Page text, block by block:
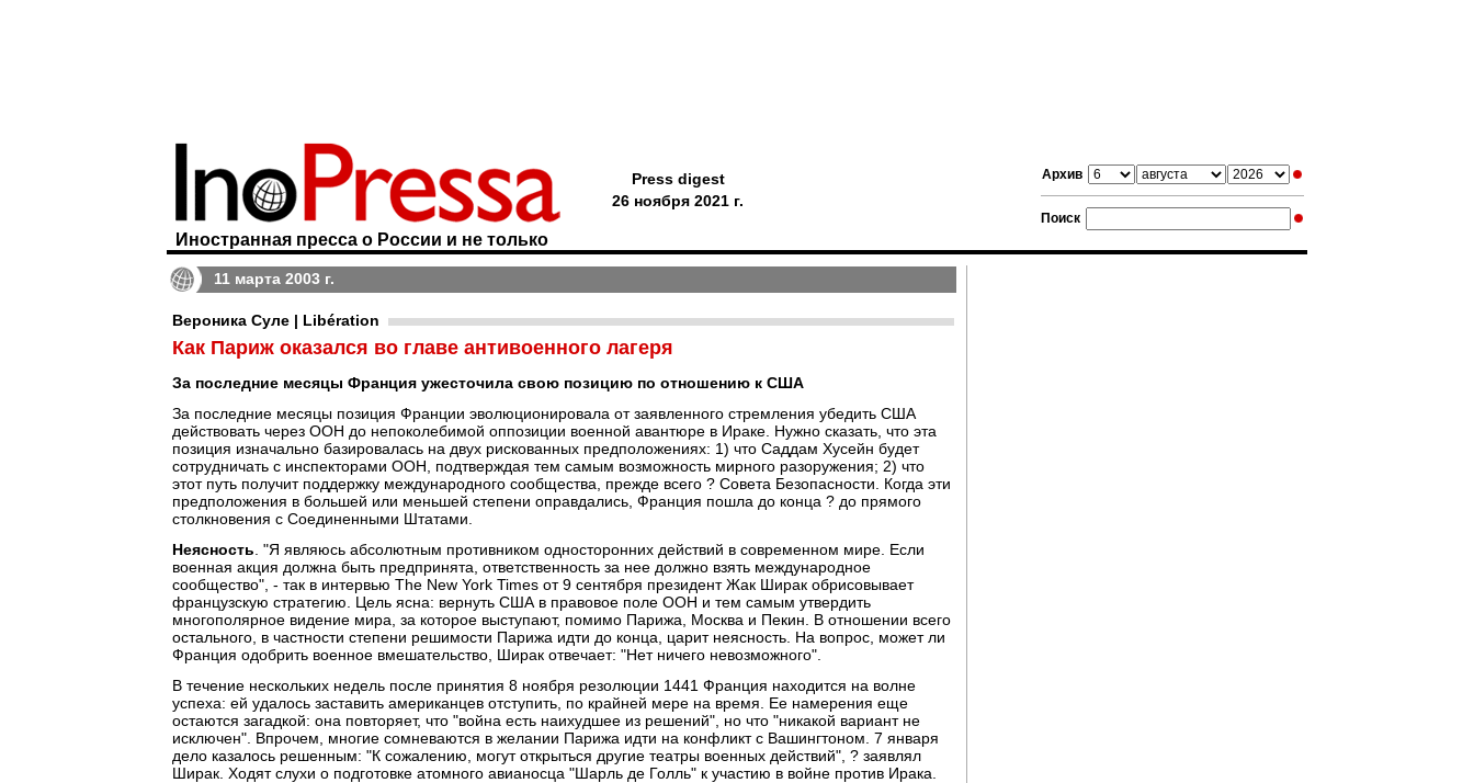
Архив
Поиск
Иностранная пресса о России и не только
Press digest
26 ноября 2021 г.
11 марта 2003 г.
Вероника Суле | Libération
Как Париж оказался во главе антивоенного лагеря
За последние месяцы Франция ужесточила свою позицию по отношению к США
За последние месяцы позиция Франции эволюционировала от заявленного стремления убедить США
действовать через ООН до непоколебимой оппозиции военной авантюре в Ираке. Нужно сказать, что эта
позиция изначально базировалась на двух рискованных предположениях: 1) что Саддам Хусейн будет
сотрудничать с инспекторами ООН, подтверждая тем самым возможность мирного разоружения; 2) что
этот путь получит поддержку международного сообщества, прежде всего ? Совета Безопасности. Когда эти
предположения в большей или меньшей степени оправдались, Франция пошла до конца ? до прямого
столкновения с Соединенными Штатами.
Неясность . "Я являюсь абсолютным противником односторонних действий в современном мире. Если
военная акция должна быть предпринята, ответственность за нее должно взять международное
сообщество", - так в интервью The New York Times от 9 сентября президент Жак Ширак обрисовывает
французскую стратегию. Цель ясна: вернуть США в правовое поле ООН и тем самым утвердить
многополярное видение мира, за которое выступают, помимо Парижа, Москва и Пекин. В отношении всего
остального, в частности степени решимости Парижа идти до конца, царит неясность. На вопрос, может ли
Франция одобрить военное вмешательство, Ширак отвечает: "Нет ничего невозможного".
В течение нескольких недель после принятия 8 ноября резолюции 1441 Франция находится на волне
успеха: ей удалось заставить американцев отступить, по крайней мере на время. Ее намерения еще
остаются загадкой: она повторяет, что "война есть наихудшее из решений", но что "никакой вариант не
исключен". Впрочем, многие сомневаются в желании Парижа идти на конфликт с Вашингтоном. 7 января
дело казалось решенным: "К сожалению, могут открыться другие театры военных действий", ? заявлял
Ширак. Ходят слухи о подготовке атомного авианосца "Шарль де Голль" к участию в войне против Ирака.